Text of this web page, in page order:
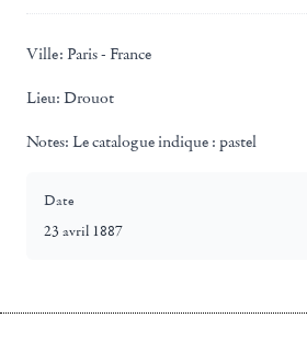
Ville: Paris - France
Lieu: Drouot
Notes: Le catalogue indique : pastel
Date
23 avril 1887